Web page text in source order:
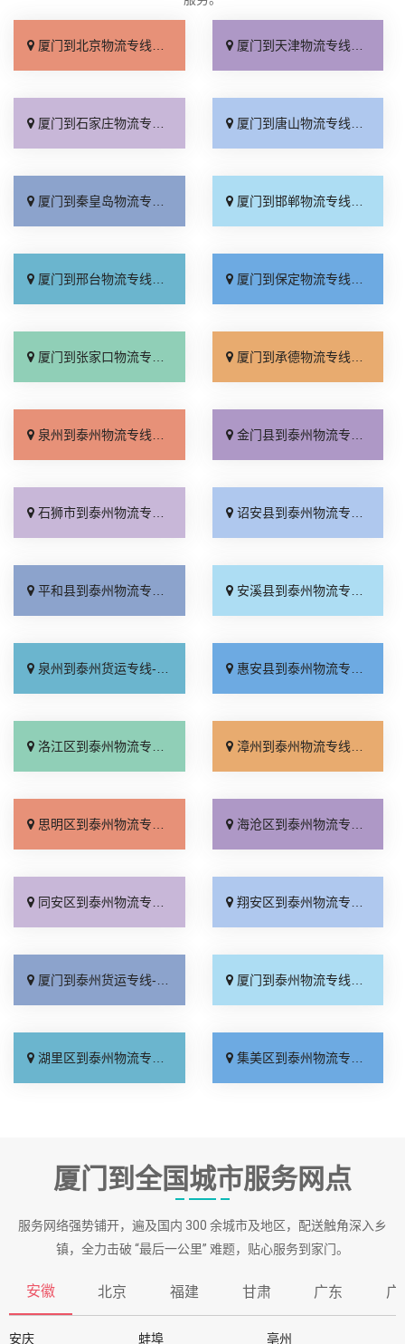
厦门到北京物流专线_直达不中转「送货到门」 厦门到天津物流专线_运保时效「高效快运」
厦门到石家庄物流专线_准时准点「多少公里」 厦门到唐山物流专线_全境派送「收费介绍」
厦门到秦皇岛物流专线_高效运输「运保时效」 厦门到邯郸物流专线_物流拼车「全境配送」
厦门到邢台物流专线_专业靠谱「上门提货」 厦门到保定物流专线_全程直达「高效运输」
厦门到张家口物流专线_全境派送「多久能到」 厦门到承德物流专线_专业调车「合理收费」
泉州到泰州物流专线_快速响应「送货上门」 金门县到泰州物流专线_全境派送「运价查询」
石狮市到泰州物流专线_高效运输「运价实惠」 诏安县到泰州物流专线_快速响应「需要几天」
平和县到泰州物流专线_全境到达「要几天到」 安溪县到泰州物流专线_定点发车「全境到达」
泉州到泰州货运专线-泉州到泰州物流公司_多久能到「直通专线」 惠安县到泰州物流专线_门到门配送「收费标准」
洛江区到泰州物流专线_运保时效「专业可靠」 漳州到泰州物流专线_零担配货「快运有保障」
思明区到泰州物流专线_服务周到「计费标准」 海沧区到泰州物流专线_托运省心「不随意加价」
同安区到泰州物流专线_合理收费「全境到达」 翔安区到泰州物流专线_托运放心「运价查询」
厦门到泰州货运专线-厦门到泰州物流公司_价格透明「无需中转」 厦门到泰州物流专线_上门取件「限时必达」
湖里区到泰州物流专线_怎么收费「直达不中转」 集美区到泰州物流专线_高效运输「市县派送」
厦门到全国城市服务网点
服务网络强势铺开，遍及国内 300 余城市及地区，配送触角深入乡
镇，全力击破 “最后一公里” 难题，贴心服务到家门。
安徽 北京 福建 甘肃 广东 广
安庆 蚌埠
亳州